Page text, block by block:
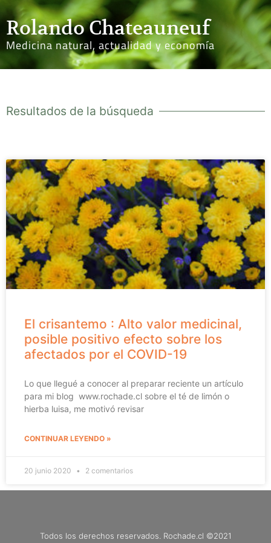
Rolando Chateauneuf
Medicina natural, actualidad y economía
Resultados de la búsqueda
El crisantemo : Alto valor medicinal,
posible positivo efecto sobre los
afectados por el COVID-19
Lo que llegué a conocer al preparar reciente un artículo
para mi blog www.rochade.cl sobre el té de limón o
hierba luisa, me motivó revisar
CONTINUAR LEYENDO »
20 junio 2020 2 comentarios
Todos los derechos reservados. Rochade.cl ©2021